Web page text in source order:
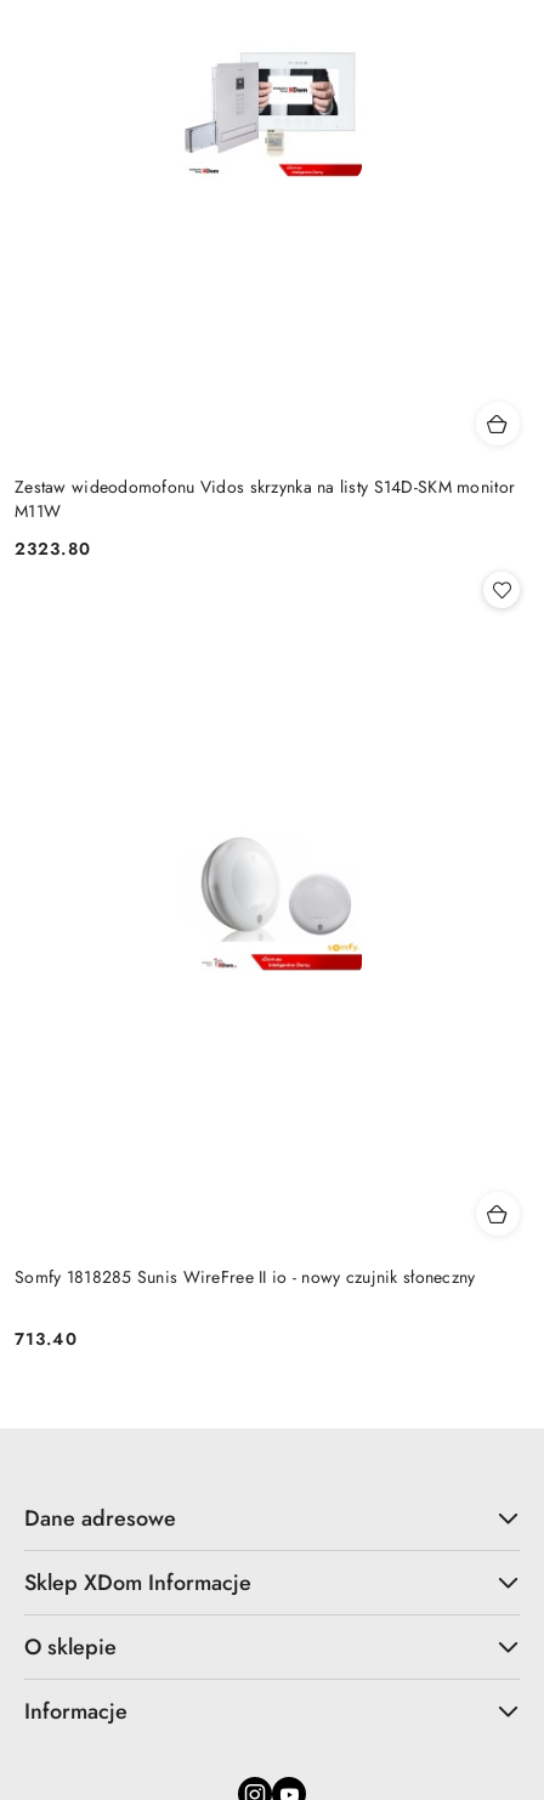
Zestaw wideodomofonu Vidos skrzynka na listy S14D-SKM monitor
M11W
Cena:
2323.80
Somfy 1818285 Sunis WireFree II io - nowy czujnik słoneczny
Cena:
713.40
Dane adresowe
Sklep XDom Informacje
O sklepie
Informacje